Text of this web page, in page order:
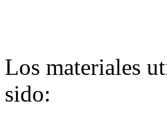
Los materiales
sido: